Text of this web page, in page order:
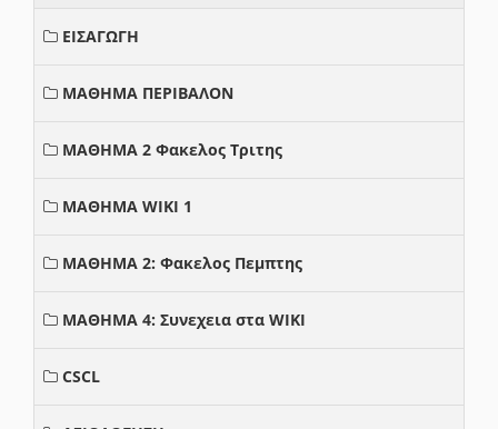
ΕΙΣΑΓΩΓΗ
ΜΑΘΗΜΑ ΠΕΡΙΒΑΛΟΝ
ΜΑΘΗΜΑ 2 Φακελος Τριτης
ΜΑΘΗΜΑ WIKI 1
ΜΑΘΗΜΑ 2: Φακελος Πεμπτης
ΜΑΘΗΜΑ 4: Συνεχεια στα WIKI
CSCL